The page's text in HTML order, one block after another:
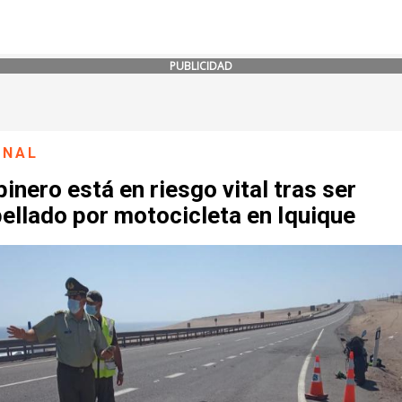
PUBLICIDAD
está en riesgo vital tras ser
por motocicleta en Iquique